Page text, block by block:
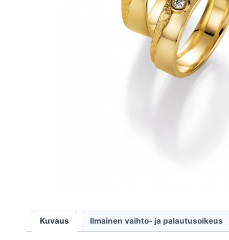
Kuvaus Ilmainen vaihto- ja palautusoikeus